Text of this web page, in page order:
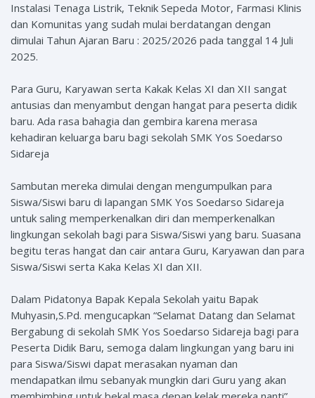
Instalasi Tenaga Listrik, Teknik Sepeda Motor, Farmasi Klinis
dan Komunitas yang sudah mulai berdatangan dengan
dimulai Tahun Ajaran Baru : 2025/2026 pada tanggal 14 Juli
2025.
Para Guru, Karyawan serta Kakak Kelas XI dan XII sangat
antusias dan menyambut dengan hangat para peserta didik
baru. Ada rasa bahagia dan gembira karena merasa
kehadiran keluarga baru bagi sekolah SMK Yos Soedarso
Sidareja
Sambutan mereka dimulai dengan mengumpulkan para
Siswa/Siswi baru di lapangan SMK Yos Soedarso Sidareja
untuk saling memperkenalkan diri dan memperkenalkan
lingkungan sekolah bagi para Siswa/Siswi yang baru. Suasana
begitu teras hangat dan cair antara Guru, Karyawan dan para
Siswa/Siswi serta Kaka Kelas XI dan XII.
Dalam Pidatonya Bapak Kepala Sekolah yaitu Bapak
Muhyasin,S.Pd. mengucapkan “Selamat Datang dan Selamat
Bergabung di sekolah SMK Yos Soedarso Sidareja bagi para
Peserta Didik Baru, semoga dalam lingkungan yang baru ini
para Siswa/Siswi dapat merasakan nyaman dan
mendapatkan ilmu sebanyak mungkin dari Guru yang akan